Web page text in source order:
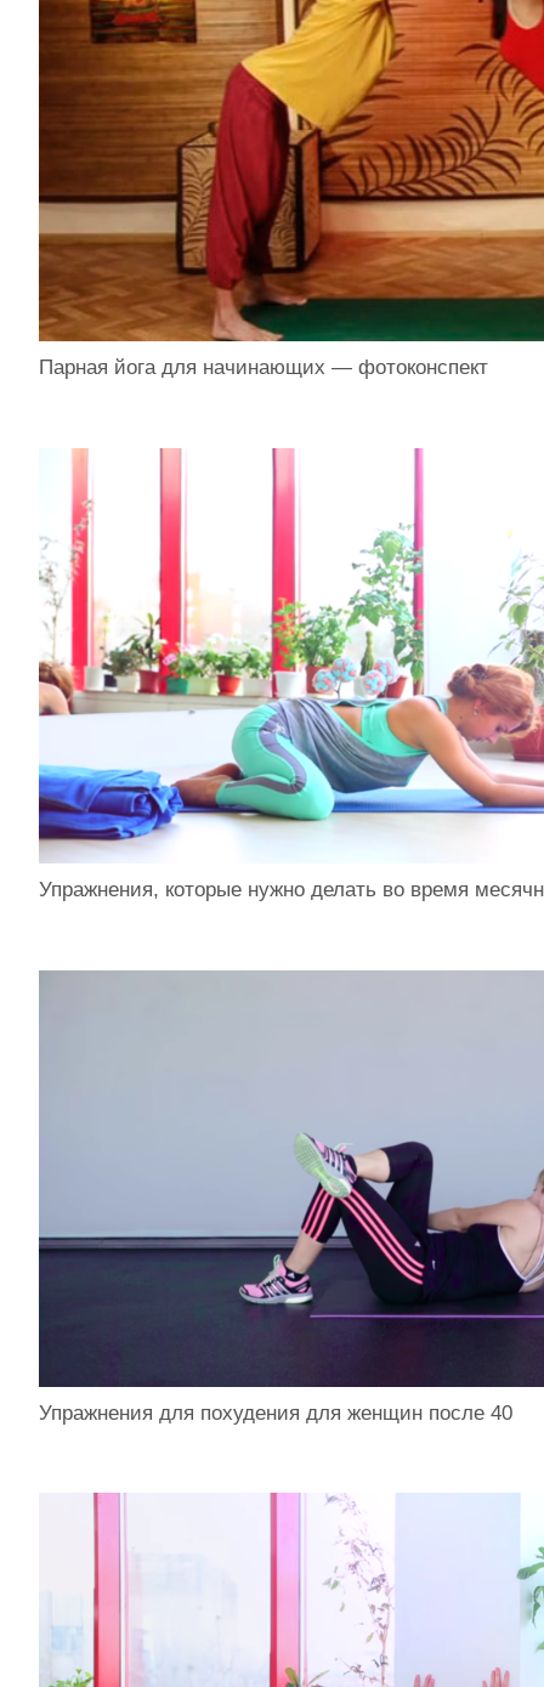
Парная йога для начинающих — фотоконспект
Упражнения, которые нужно делать во время
Упражнения для похудения для женщин после 40